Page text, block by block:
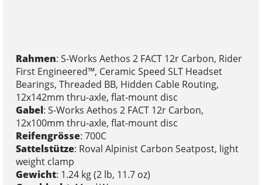
Rahmen: S-Works Aethos 2 FACT 12r Carbon, Rider
First Engineered™, Ceramic Speed SLT Headset
Bearings, Threaded BB, Hidden Cable Routing,
12x142mm thru-axle, flat-mount disc
Gabel: S-Works Aethos 2 FACT 12r Carbon,
12x100mm thru-axle, flat-mount disc
Reifengrösse: 700C
Sattelstütze: Roval Alpinist Carbon Seatpost, light
weight clamp
Gewicht: 1.24 kg (2 lb, 11.7 oz)